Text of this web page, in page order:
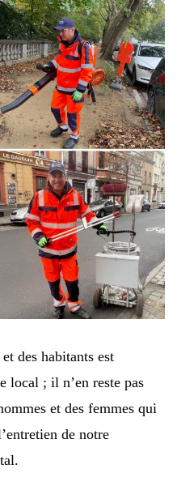
des habitants est
local ; il n’en reste pas
et des femmes qui
de notre